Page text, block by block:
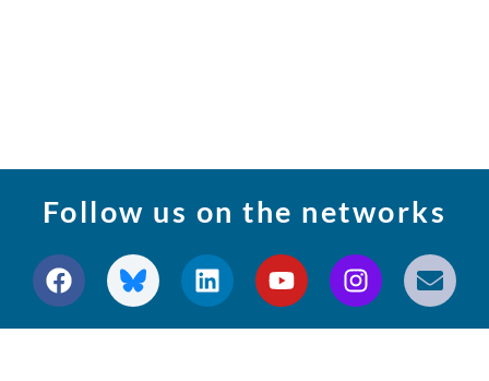
Follow us on the networks